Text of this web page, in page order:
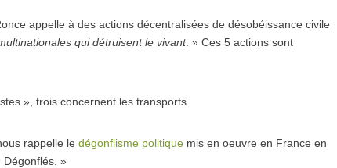
appelle à des actions décentralisées de désobéissance civile
qui détruisent le vivant. » Ces 5 actions sont
», trois concernent les transports.
rappelle le dégonflisme politique mis en oeuvre en France en
Dégonflés. »